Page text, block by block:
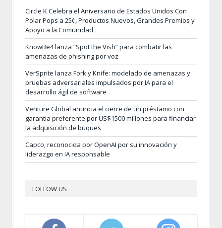
Circle K Celebra el Aniversario de Estados Unidos Con
Polar Pops a 25¢, Productos Nuevos, Grandes Premios y
Apoyo a la Comunidad
KnowBe4 lanza “Spot the Vish” para combatir las
amenazas de phishing por voz
VerSprite lanza Fork y Knife: modelado de amenazas y
pruebas adversariales impulsados por IA para el
desarrollo ágil de software
Venture Global anuncia el cierre de un préstamo con
garantía preferente por US$1500 millones para financiar
la adquisición de buques
Capco, reconocida por OpenAI por su innovación y
liderazgo en IA responsable
FOLLOW US